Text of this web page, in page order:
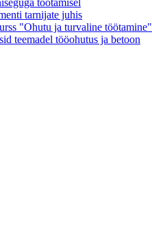
tarnijate juhis
"Ohutu ja turvaline töötamine"
teemadel tööohutus ja betoon